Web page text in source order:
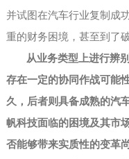
并试图在汽车行业复制成
重的财务困境，甚至到了
从业务类型上进行辨
存在一定的协同作战可能
久，后者则具备成熟的汽
帆科技面临的困境及其市
否能够带来实质性的变革